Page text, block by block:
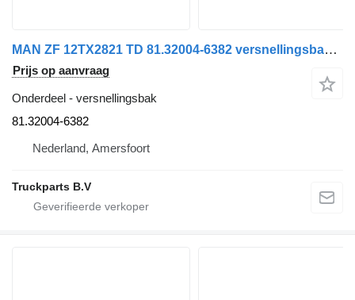
MAN ZF 12TX2821 TD 81.32004-6382 versnellingsbak voor MAN
Prijs op aanvraag
Onderdeel - versnellingsbak
81.32004-6382
Nederland, Amersfoort
Truckparts B.V